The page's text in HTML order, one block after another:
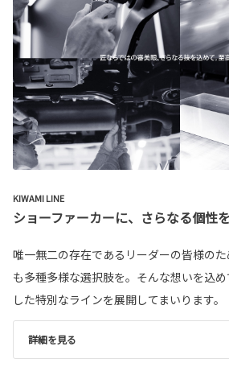
KIWAMI LINE
ショーファーカーに、さらなる個性を
唯一無二の存在であるリーダーの皆様の
も多種多様な選択肢を。そんな想いを込
した特別なラインを展開してまいります。
詳細を見る